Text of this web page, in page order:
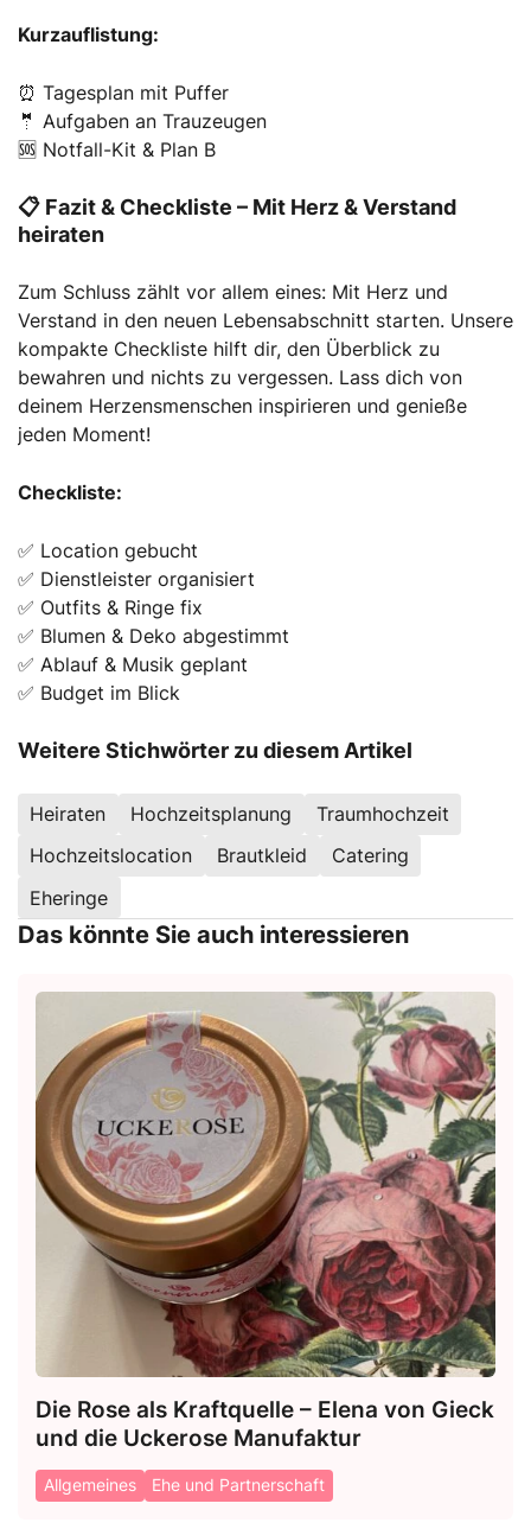
Kurzauflistung:
⏰ Tagesplan mit Puffer
🤵 Aufgaben an Trauzeugen
🆘 Notfall-Kit & Plan B
📋 Fazit & Checkliste – Mit Herz & Verstand
heiraten
Zum Schluss zählt vor allem eines: Mit Herz und
Verstand in den neuen Lebensabschnitt starten. Unsere
kompakte Checkliste hilft dir, den Überblick zu
bewahren und nichts zu vergessen. Lass dich von
deinem Herzensmenschen inspirieren und genieße
jeden Moment!
Checkliste:
✅ Location gebucht
✅ Dienstleister organisiert
✅ Outfits & Ringe fix
✅ Blumen & Deko abgestimmt
✅ Ablauf & Musik geplant
✅ Budget im Blick
Weitere Stichwörter zu diesem Artikel
Heiraten Hochzeitsplanung
Traumhochzeit
Hochzeitslocation
Brautkleid
Catering
Eheringe
Das könnte Sie auch interessieren
Die Rose als Kraftquelle – Elena von Gieck
und die Uckerose Manufaktur
Allgemeines Ehe und Partnerschaft